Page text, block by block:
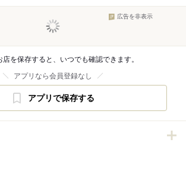
広告を非表示
店を保存すると、いつでも確認できます。
アプリなら会員登録なし
アプリで保存する